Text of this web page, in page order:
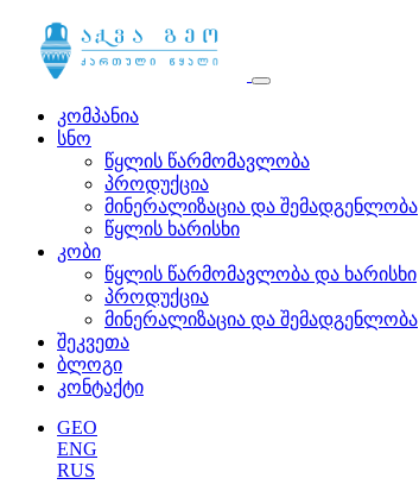
კომპანია
სნო
წყლის წარმომავლობა
პროდუქცია
მინერალიზაცია და შემადგენლობა
წყლის ხარისხი
კობი
წყლის წარმომავლობა და ხარისხი
პროდუქცია
მინერალიზაცია და შემადგენლობა
შეკვეთა
ბლოგი
კონტაქტი
GEO
ENG
RUS